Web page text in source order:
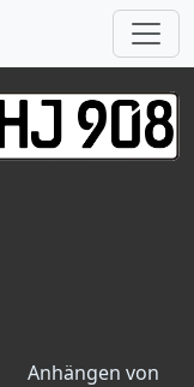
Anhängen von